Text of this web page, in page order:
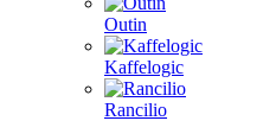
Outin
Kaffelogic
Rancilio